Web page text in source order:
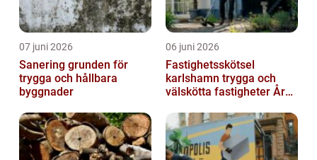
07 juni 2026
Sanering grunden för
trygga och hållbara
byggnader
06 juni 2026
Fastighetsskötsel
karlshamn trygga och
välskötta fastigheter Året